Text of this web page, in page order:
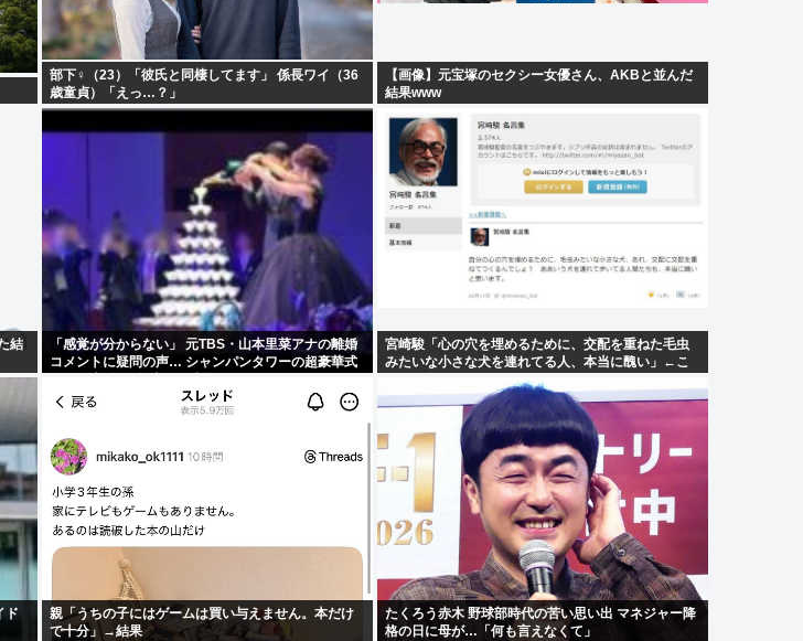
部下♀（23）「彼氏と同棲してます」 係長ワイ（36
歳童貞）「えっ…？」
【画像】元宝塚のセクシー女優さん、AKBと並んだ
結果www
結
「感覚が分からない」 元TBS・山本里菜アナの離婚
コメントに疑問の声… シャンパンタワーの超豪華式
宮崎駿「心の穴を埋めるために、交配を重ねた毛虫
みたいな小さな犬を連れてる人、本当に醜い」←こ
ド
親「うちの子にはゲームは買い与えません。本だけ
で十分」→結果
たくろう赤木 野球部時代の苦い思い出 マネジャー降
格の日に母が…「何も言えなくて」